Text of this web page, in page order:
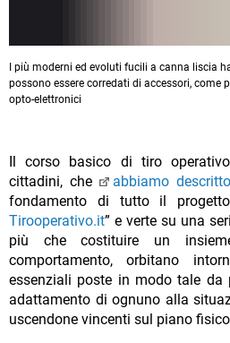
I più moderni ed evoluti fucili a canna liscia
possono essere corredati di accessori, come
opto-elettronici
Il corso basico di tiro
cittadini, che
abbiamo
fondamento di tutto il
Tirooperativo.it” e verte su una
più che costituire un
comportamento, orbitano
essenziali poste in modo tale da
adattamento di ognuno alla
uscendone vincenti sul piano